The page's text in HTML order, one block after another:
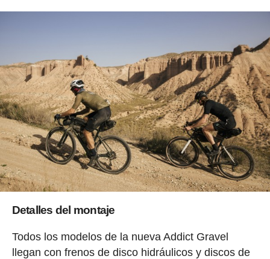
Detalles del montaje
Todos los modelos de la nueva Addict Gravel
llegan con frenos de disco hidráulicos y discos de